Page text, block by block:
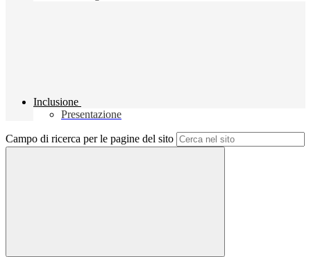
Inclusione
Presentazione
Campo di ricerca per le pagine del sito